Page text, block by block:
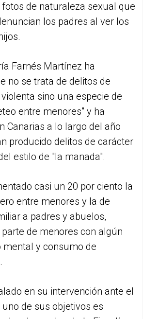
de naturaleza sexual que
los padres al ver los
Farnés Martínez ha
no se trata de delitos de
sino una especie de
entre menores" y ha
Canarias a lo largo del año
producido delitos de carácter
estilo de "la manada".
casi un 20 por ciento la
entre menores y la de
a padres y abuelos,
de menores con algún
mental y consumo de
en su intervención ante el
de sus objetivos es